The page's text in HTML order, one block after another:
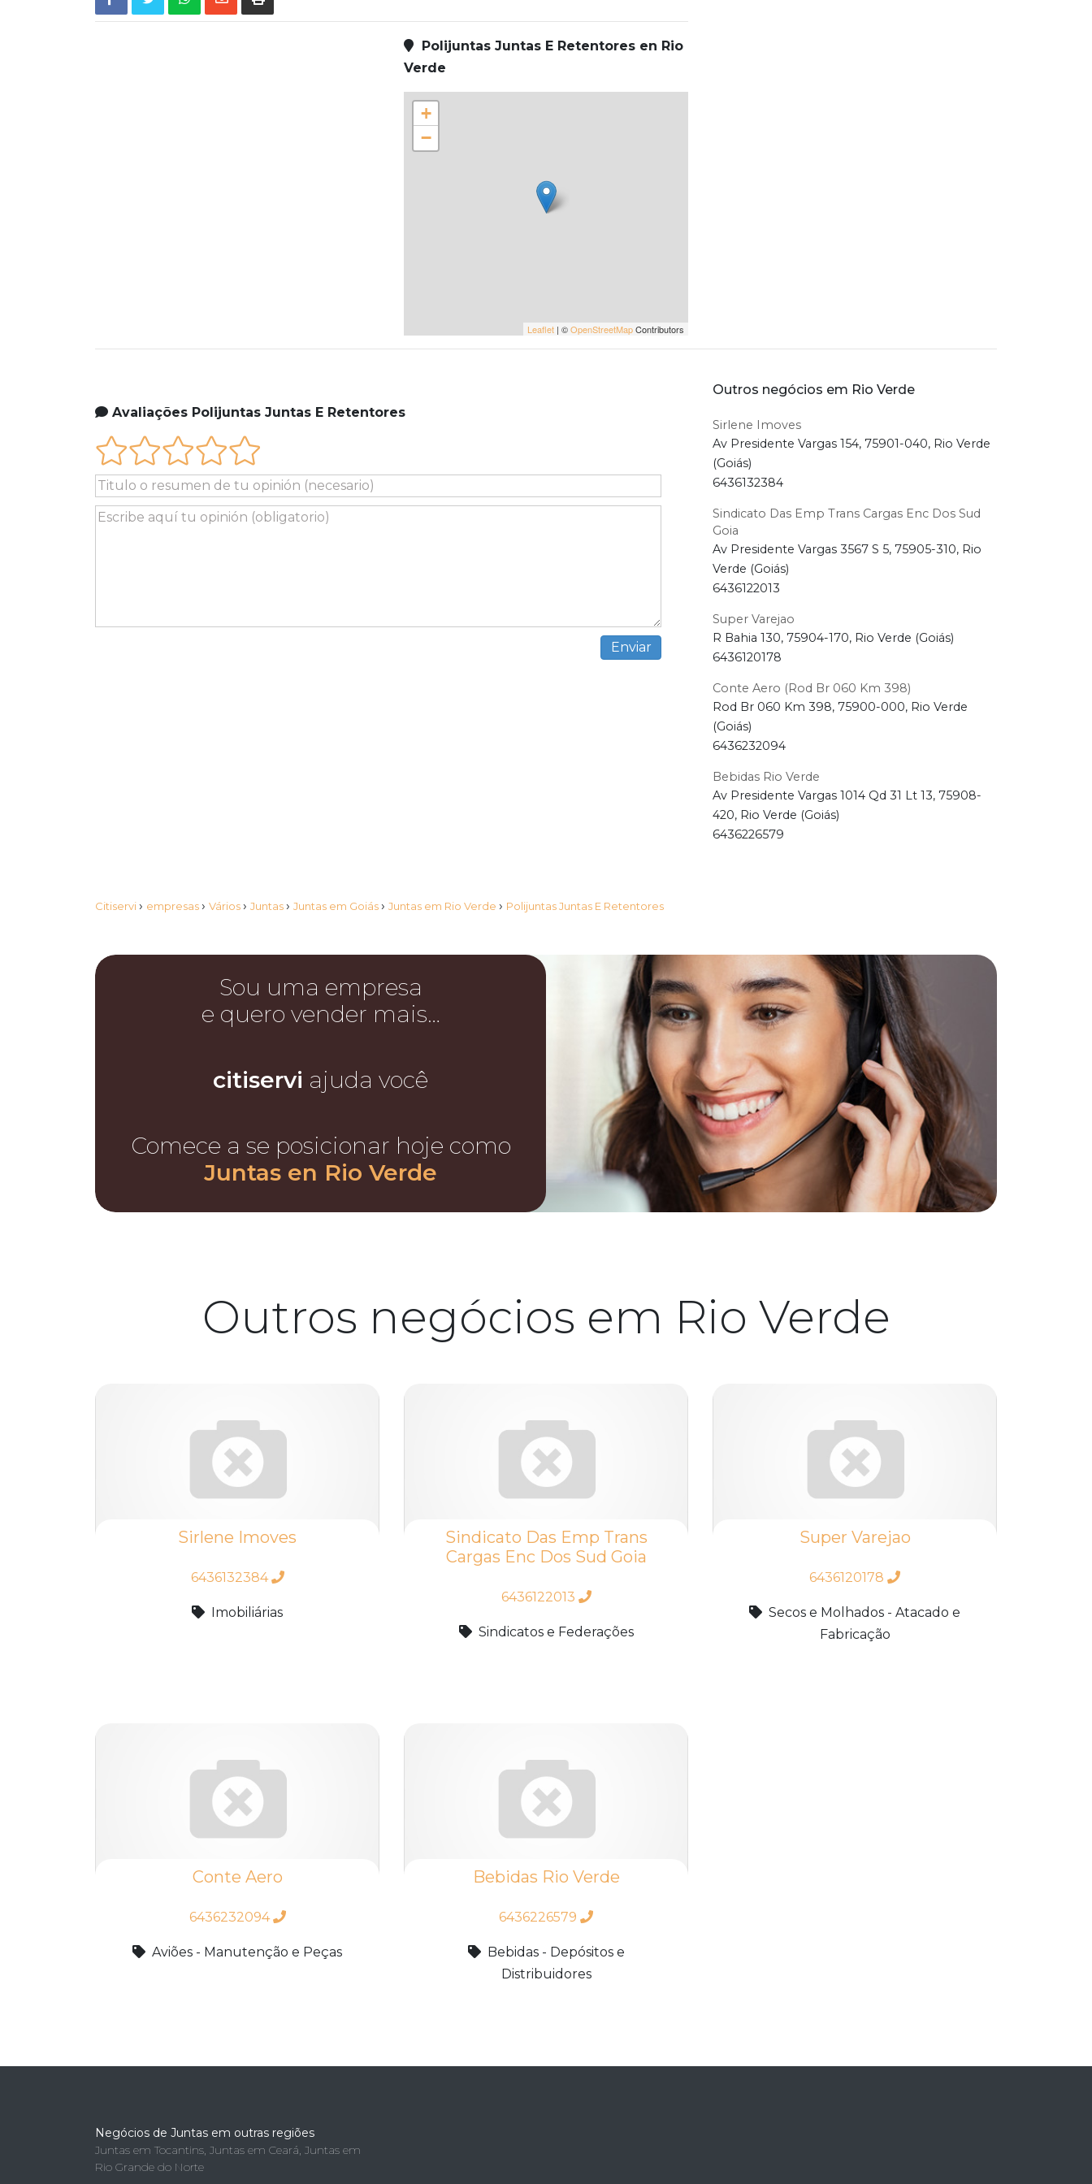
Polijuntas Juntas E Retentores en Rio
Verde
+
−
Leaflet | ©OpenStreetMapContributors
Avaliações Polijuntas Juntas E Retentores
Outros negócios em Rio Verde
Sirlene Imoves
Av Presidente Vargas 154, 75901-040, Rio Verde
(Goiás)
6436132384
Sindicato Das Emp Trans Cargas Enc Dos Sud
Goia
Av Presidente Vargas 3567 S 5, 75905-310, Rio
Verde (Goiás)
6436122013
Super Varejao
R Bahia 130, 75904-170, Rio Verde (Goiás)
6436120178
Conte Aero (Rod Br 060 Km 398)
Rod Br 060 Km 398, 75900-000, Rio Verde
(Goiás)
6436232094
Bebidas Rio Verde
Av Presidente Vargas 1014 Qd 31 Lt 13, 75908-
420, Rio Verde (Goiás)
6436226579
Citiservi › empresas › Vários › Juntas › Juntas em Goiás › Juntas em Rio Verde › Polijuntas Juntas E Retentores
Sou uma empresa
e quero vender mais…
citiservi ajuda você
Comece a se posicionar hoje como
Juntas en Rio Verde
Outros negócios em Rio Verde
Sirlene Imoves
6436132384
Imobiliárias
Sindicato Das Emp Trans
Cargas Enc Dos Sud Goia
6436122013
Sindicatos e Federações
Super Varejao
6436120178
Secos e Molhados - Atacado e
Fabricação
Conte Aero
6436232094
Aviões - Manutenção e Peças
Bebidas Rio Verde
6436226579
Bebidas - Depósitos e
Distribuidores
Negócios de Juntas em outras regiões
Juntas em Tocantins, Juntas em Ceará, Juntas em
Rio Grande do Norte